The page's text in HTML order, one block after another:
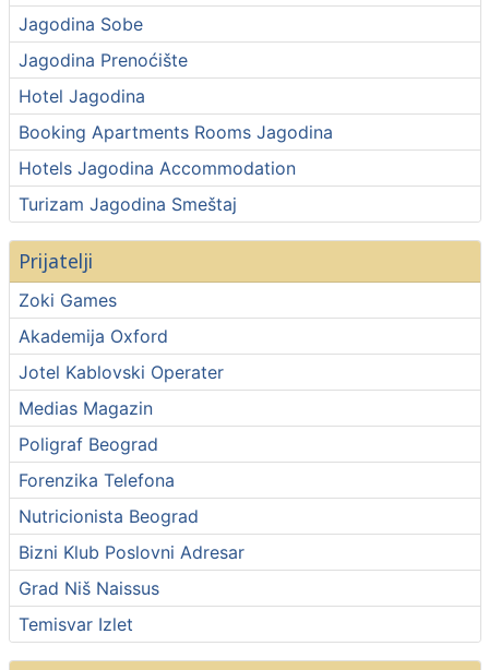
Jagodina Sobe
Jagodina Prenoćište
Hotel Jagodina
Booking Apartments Rooms Jagodina
Hotels Jagodina Accommodation
Turizam Jagodina Smeštaj
Prijatelji
Zoki Games
Akademija Oxford
Jotel Kablovski Operater
Medias Magazin
Poligraf Beograd
Forenzika Telefona
Nutricionista Beograd
Bizni Klub Poslovni Adresar
Grad Niš Naissus
Temisvar Izlet